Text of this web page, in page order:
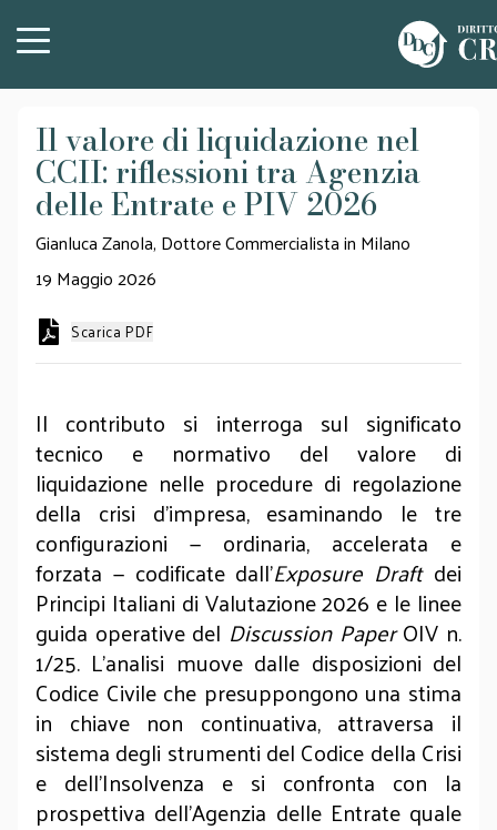
Il valore di liquidazione nel
CCII: riflessioni tra Agenzia
delle Entrate e PIV 2026
Gianluca Zanola, Dottore Commercialista in Milano
19 Maggio 2026
Scarica PDF
Il contributo si interroga sul significato
tecnico e normativo del valore di
liquidazione nelle procedure di regolazione
della crisi d’impresa, esaminando le tre
configurazioni — ordinaria, accelerata e
forzata — codificate dall’Exposure Draftdei
Principi Italiani di Valutazione 2026 e le linee
guida operative del Discussion PaperOIV n.
1/25. L’analisi muove dalle disposizioni del
Codice Civile che presuppongono una stima
in chiave non continuativa, attraversa il
sistema degli strumenti del Codice della Crisi
e dell’Insolvenza e si confronta con la
prospettiva dell’Agenzia delle Entrate quale